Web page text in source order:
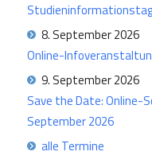
8. September 2026
Online-
9. September 2026
Save the Date: Online-
September 2026
alle Termine